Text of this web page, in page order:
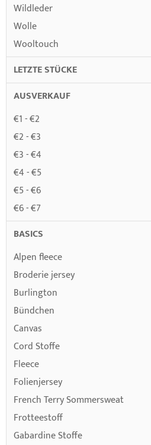
Wildleder
Wolle
Wooltouch
LETZTE STÜCKE
AUSVERKAUF
€1 - €2
€2 - €3
€3 - €4
€4 - €5
€5 - €6
€6 - €7
BASICS
Alpen fleece
Broderie jersey
Burlington
Bündchen
Canvas
Cord Stoffe
Fleece
Folienjersey
French Terry Sommersweat
Frotteestoff
Gabardine Stoffe